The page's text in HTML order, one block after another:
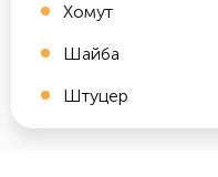
Хомут
Шайба
Штуцер